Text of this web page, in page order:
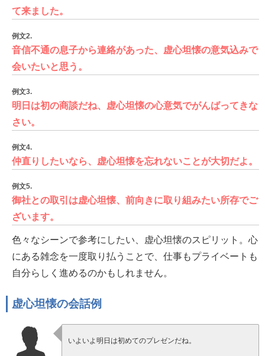
て来ました。
例文2.
音信不通の息子から連絡があった、虚心坦懐の意気込みで
会いたいと思う。
例文3.
明日は初の商談だね、虚心坦懐の心意気でがんばってきな
さい。
例文4.
仲直りしたいなら、虚心坦懐を忘れないことが大切だよ。
例文5.
御社との取引は虚心坦懐、前向きに取り組みたい所存でご
ざいます。
色々なシーンで参考にしたい、虚心坦懐のスピリット。心
にある雑念を一度取り払うことで、仕事もプライベートも
自分らしく進めるのかもしれません。
虚心坦懐の会話例
いよいよ明日は初めてのプレゼンだね。